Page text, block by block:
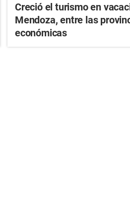
Creció el turismo en
Mendoza, entre las
económicas